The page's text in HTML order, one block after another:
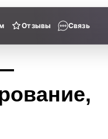
Отзывы Связь